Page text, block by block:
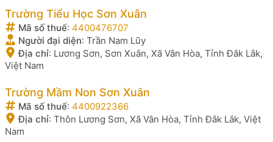
Trường Tiểu Học Sơn Xuân
Mã số thuế: 4400476707
Người đại diện: Trần Nam Lũy
Địa chỉ: Lương Sơn, Sơn Xuân, Xã Vân Hòa, Tỉnh Đắk Lắk,
Việt Nam
Trường Mầm Non Sơn Xuân
Mã số thuế: 4400922366
Địa chỉ: Thôn Lương Sơn, Xã Vân Hòa, Tỉnh Đắk Lắk, Việt
Nam